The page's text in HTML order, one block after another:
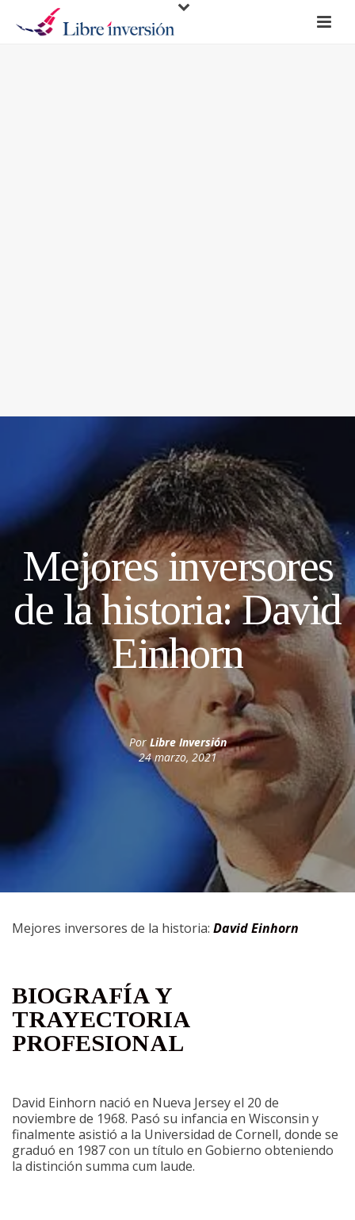
Mejores inversores
de la historia: David
Einhorn
Por Libre Inversión
24 marzo, 2021
Mejores inversores de la historia: David Einhorn
BIOGRAFÍA Y
TRAYECTORIA
PROFESIONAL
David Einhorn nació en Nueva Jersey el 20 de
noviembre de 1968. Pasó su infancia en Wisconsin y
finalmente asistió a la Universidad de Cornell, donde se
graduó en 1987 con un título en Gobierno obteniendo
la distinción summa cum laude.